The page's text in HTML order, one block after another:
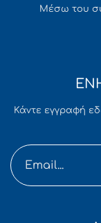
Mέσω του
Κάντε εγγραφή